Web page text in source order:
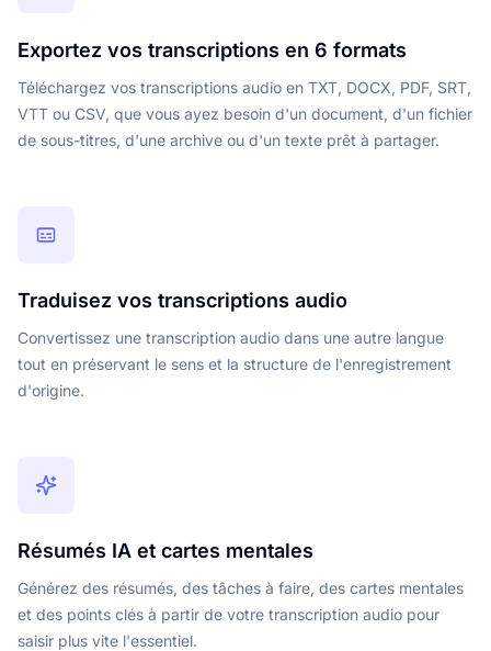
Exportez vos transcriptions en 6 formats
Téléchargez vos transcriptions audio en TXT, DOCX, PDF, SRT,
VTT ou CSV, que vous ayez besoin d'un document, d'un fichier
de sous-titres, d'une archive ou d'un texte prêt à partager.
Traduisez vos transcriptions audio
Convertissez une transcription audio dans une autre langue
tout en préservant le sens et la structure de l'enregistrement
d'origine.
Résumés IA et cartes mentales
Générez des résumés, des tâches à faire, des cartes mentales
et des points clés à partir de votre transcription audio pour
saisir plus vite l'essentiel.